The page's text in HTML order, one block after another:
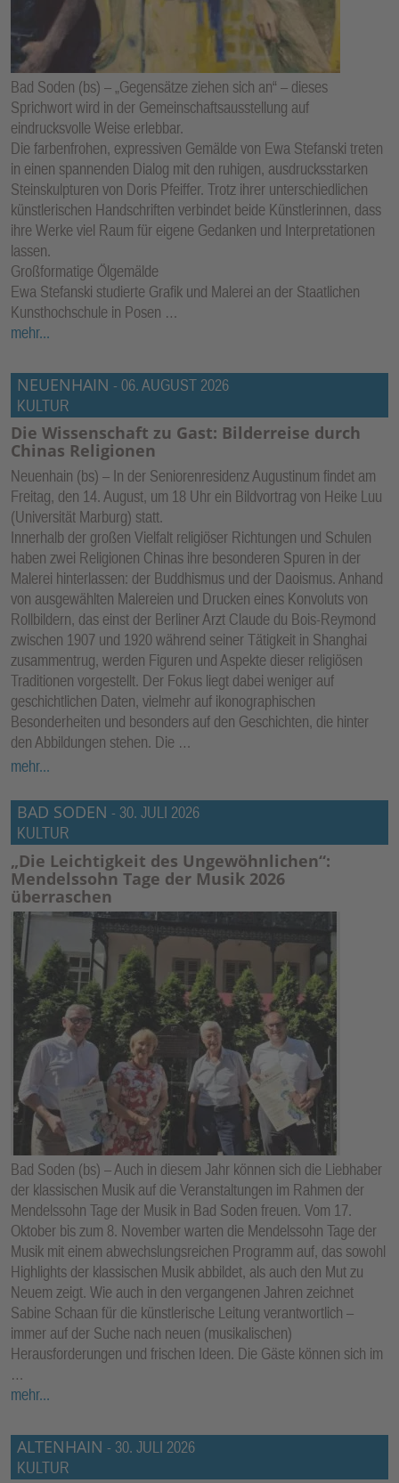
Bad Soden (bs) – „Gegensätze ziehen sich an“ – dieses
Sprichwort wird in der Gemeinschaftsausstellung auf
eindrucksvolle Weise erlebbar.
Die farbenfrohen, expressiven Gemälde von Ewa Stefanski treten
in einen spannenden Dialog mit den ruhigen, ausdrucksstarken
Steinskulpturen von Doris Pfeiffer. Trotz ihrer unterschiedlichen
künstlerischen Handschriften verbindet beide Künstlerinnen, dass
ihre Werke viel Raum für eigene Gedanken und Interpretationen
lassen.
Großformatige Ölgemälde
Ewa Stefanski studierte Grafik und Malerei an der Staatlichen
Kunsthochschule in Posen …
mehr...
NEUENHAIN - 06. AUGUST 2026
KULTUR
Die Wissenschaft zu Gast: Bilderreise durch
Chinas Religionen
Neuenhain (bs) – In der Seniorenresidenz Augustinum findet am
Freitag, den 14. August, um 18 Uhr ein Bildvortrag von Heike Luu
(Universität Marburg) statt.
Innerhalb der großen Vielfalt religiöser Richtungen und Schulen
haben zwei Religionen Chinas ihre besonderen Spuren in der
Malerei hinterlassen: der Buddhismus und der Daoismus. Anhand
von ausgewählten Malereien und Drucken eines Konvoluts von
Rollbildern, das einst der Berliner Arzt Claude du Bois-Reymond
zwischen 1907 und 1920 während seiner Tätigkeit in Shanghai
zusammentrug, werden Figuren und Aspekte dieser religiösen
Traditionen vorgestellt. Der Fokus liegt dabei weniger auf
geschichtlichen Daten, vielmehr auf ikonographischen
Besonderheiten und besonders auf den Geschichten, die hinter
den Abbildungen stehen. Die …
mehr...
BAD SODEN - 30. JULI 2026
KULTUR
„Die Leichtigkeit des Ungewöhnlichen“:
Mendelssohn Tage der Musik 2026
überraschen
Bad Soden (bs) – Auch in diesem Jahr können sich die Liebhaber
der klassischen Musik auf die Veranstaltungen im Rahmen der
Mendelssohn Tage der Musik in Bad Soden freuen. Vom 17.
Oktober bis zum 8. November warten die Mendelssohn Tage der
Musik mit einem abwechslungsreichen Programm auf, das sowohl
Highlights der klassischen Musik abbildet, als auch den Mut zu
Neuem zeigt. Wie auch in den vergangenen Jahren zeichnet
Sabine Schaan für die künstlerische Leitung verantwortlich –
immer auf der Suche nach neuen (musikalischen)
Herausforderungen und frischen Ideen. Die Gäste können sich im
…
mehr...
ALTENHAIN - 30. JULI 2026
KULTUR
N